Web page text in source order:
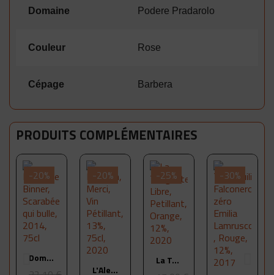
Domaine Podere Pradarolo
Couleur Rose
Cépage Barbera
PRODUITS COMPLÉMENTAIRES
Aperçu
-20%
Domaine Binner, Scarabée qui bulle, 2014, 75cl
Aperçu
-20%
L'Alezan, Merci, Vin Pétillant, 13%, 75cl, 2020
Aperçu
-25%
La Tangente, Libre, Petillant, Orange, 12%, 2020
-30%